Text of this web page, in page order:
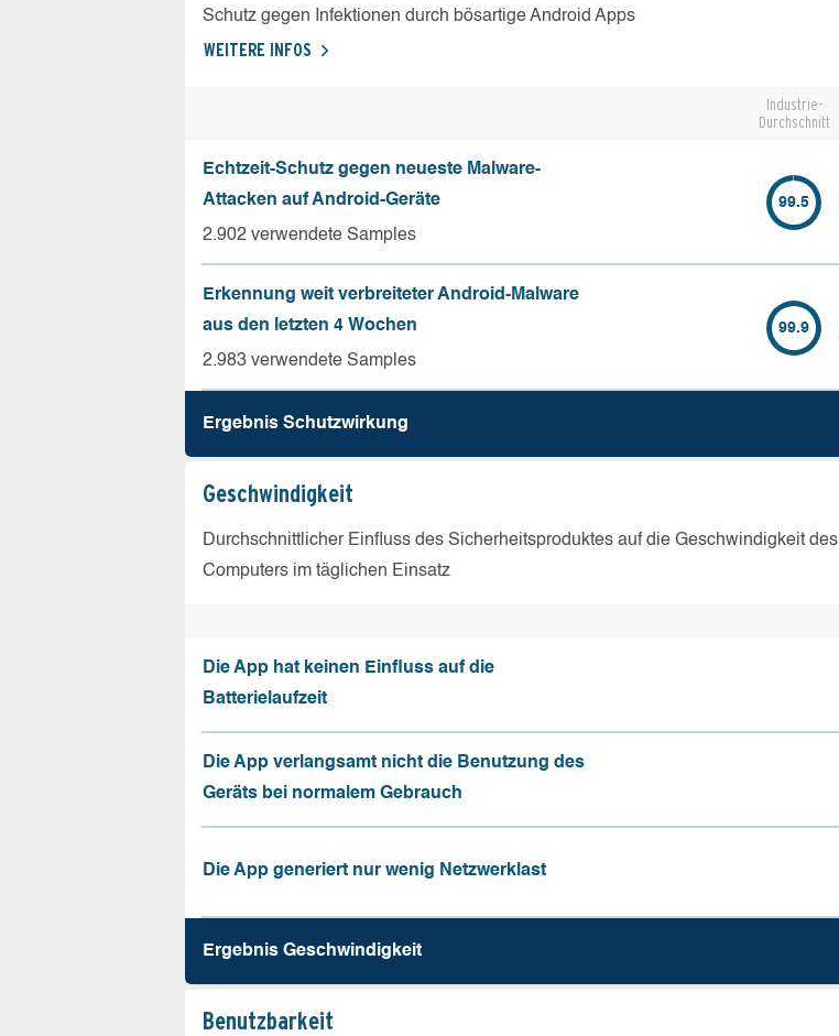
Schutz gegen Infektionen durch bösartige Android Apps
WEITERE INFOS
Industrie-
Durchschnitt
Echtzeit-Schutz gegen neueste Malware-
Attacken auf Android-Geräte
2.902 verwendete Samples
99.5
Erkennung weit verbreiteter Android-Malware
aus den letzten 4 Wochen
2.983 verwendete Samples
99.9
Ergebnis Schutz­wirkung
Geschw­indigkeit
Durchschnittlicher Einfluss des Sicherheitsproduktes auf die Geschwindigkeit des
Computers im täglichen Einsatz
Die App hat keinen Einfluss auf die
Batterielaufzeit
Die App verlangsamt nicht die Benutzung des
Geräts bei normalem Gebrauch
Die App generiert nur wenig Netzwerklast
Ergebnis Geschw­indigkeit
Benutz­barkeit